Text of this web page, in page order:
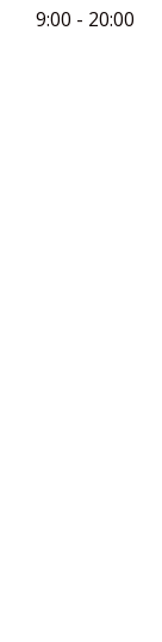
9:00 - 20:00